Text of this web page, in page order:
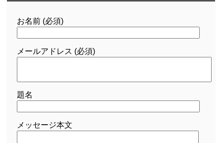
お名前 (必須)
メールアドレス (必須)
題名
メッセージ本文